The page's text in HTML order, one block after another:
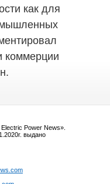
как для
коммерции
Power News».
выдано